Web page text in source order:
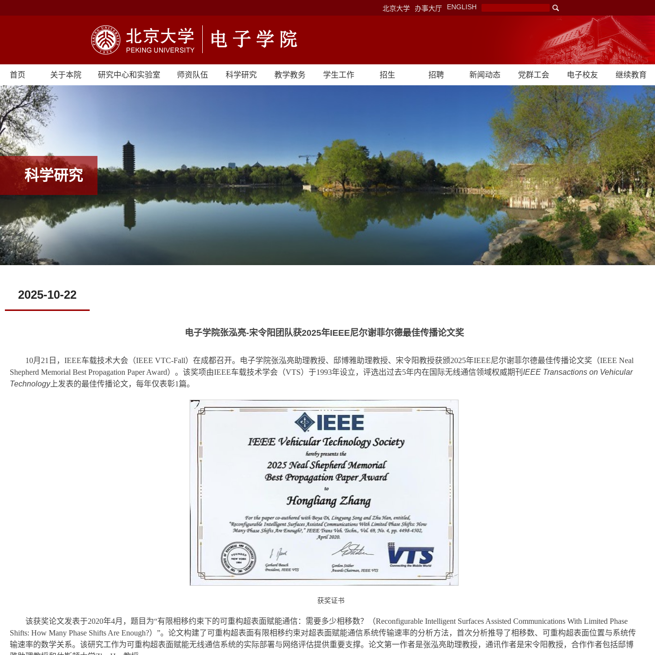
北京大学 办事大厅 ENGLISH
首页 关于本院 研究中心和实验室 师资队伍 科学研究 教学教务 学生工作 招生 招聘 新闻动态 党群工会 电子校友 继续教育
科学研究
2025-10-22
电子学院张泓亮-宋令阳团队获2025年IEEE尼尔谢菲尔德最佳传播论文奖
10月21日，IEEE车载技术大会（IEEE VTC-Fall）在成都召开。电子学院张泓亮助理教授、邸博雅助理教授、宋令阳教授获颁2025年IEEE尼尔谢菲尔德最佳传播论文奖（IEEE Neal
Shepherd Memorial Best Propagation Paper Award）。该奖项由IEEE车载技术学会（VTS）于1993年设立，评选出过去5年内在国际无线通信领域权威期刊 IEEE Transactions on Vehicular
Technology上发表的最佳传播论文，每年仅表彰1篇。
获奖证书
该获奖论文发表于2020年4月，题目为“有限相移约束下的可重构超表面赋能通信：需要多少相移数？（Reconfigurable Intelligent Surfaces Assisted Communications With Limited Phase
Shifts: How Many Phase Shifts Are Enough?）”。论文构建了可重构超表面有限相移约束对超表面赋能通信系统传输速率的分析方法，首次分析推导了相移数、可重构超表面位置与系统传
输速率的数学关系。该研究工作为可重构超表面赋能无线通信系统的实际部署与网络评估提供重要支撑。论文第一作者是张泓亮助理教授，通讯作者是宋令阳教授，合作作者包括邸博